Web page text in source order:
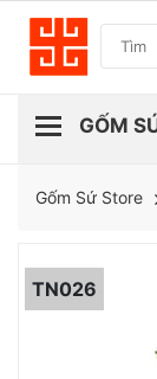
Gốm Sứ Store
TN026